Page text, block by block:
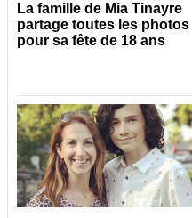
La famille de Mia Tinayre
partage toutes les photos
pour sa fête de 18 ans